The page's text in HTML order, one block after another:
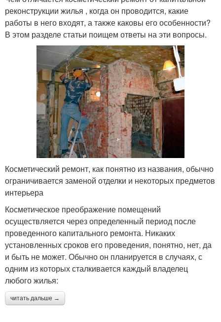
реконструкции жилья , когда он проводится, какие
работы в него входят, а также каковы его особенности?
В этом разделе статьи поищем ответы на эти вопросы.
Косметический ремонт, как понятно из названия, обычно
ограничивается заменой отделки и некоторых предметов
интерьера
Косметическое преображение помещений
осуществляется через определенный период после
проведенного капитального ремонта. Никаких
установленных сроков его проведения, понятно, нет, да
и быть не может. Обычно он планируется в случаях, с
одним из которых сталкивается каждый владелец
любого жилья:
читать дальше →